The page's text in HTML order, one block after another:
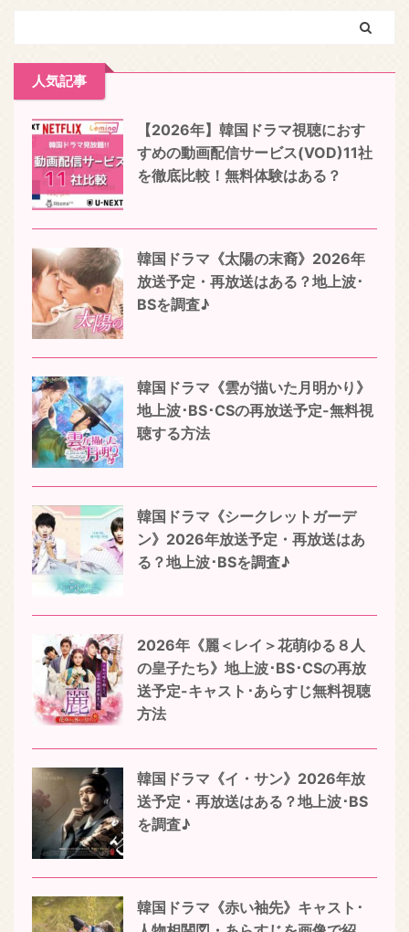
人気記事
【2026年】韓国ドラマ視聴におす
すめの動画配信サービス(VOD)11社
を徹底比較！無料体験はある？
韓国ドラマ《太陽の末裔》2026年
放送予定・再放送はある？地上波･
BSを調査♪
韓国ドラマ《雲が描いた月明かり》
地上波･BS･CSの再放送予定-無料視
聴する方法
韓国ドラマ《シークレットガーデ
ン》2026年放送予定・再放送はあ
る？地上波･BSを調査♪
2026年《麗＜レイ＞花萌ゆる８人
の皇子たち》地上波･BS･CSの再放
送予定-キャスト･あらすじ無料視聴
方法
韓国ドラマ《イ・サン》2026年放
送予定・再放送はある？地上波･BS
を調査♪
韓国ドラマ《赤い袖先》キャスト･